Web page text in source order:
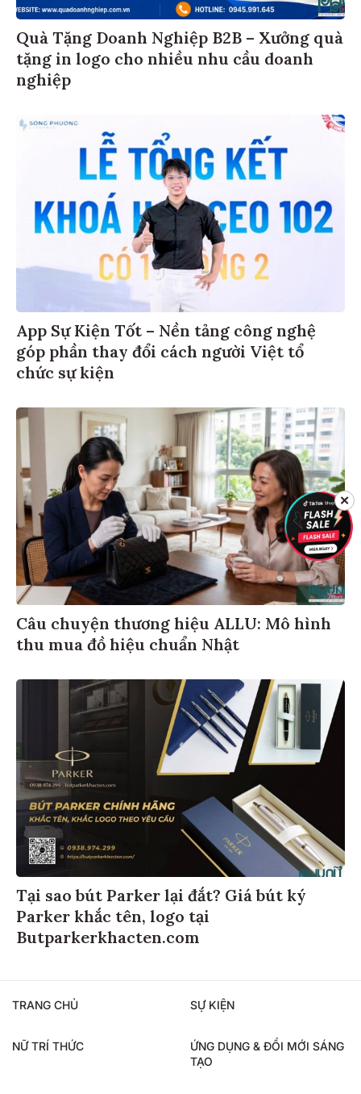
Quà Tặng Doanh Nghiệp B2B – Xưởng quà
tặng in logo cho nhiều nhu cầu doanh
nghiệp
App Sự Kiện Tốt – Nền tảng công nghệ
góp phần thay đổi cách người Việt tổ
chức sự kiện
Câu chuyện thương hiệu ALLU: Mô hình
thu mua đồ hiệu chuẩn Nhật
Tại sao bút Parker lại đắt? Giá bút ký
Parker khắc tên, logo tại
Butparkerkhacten.com
TRANG CHỦ SỰ KIỆN
NỮ TRÍ THỨC
ỨNG DỤNG & ĐỔI MỚI SÁNG
TẠO
✕